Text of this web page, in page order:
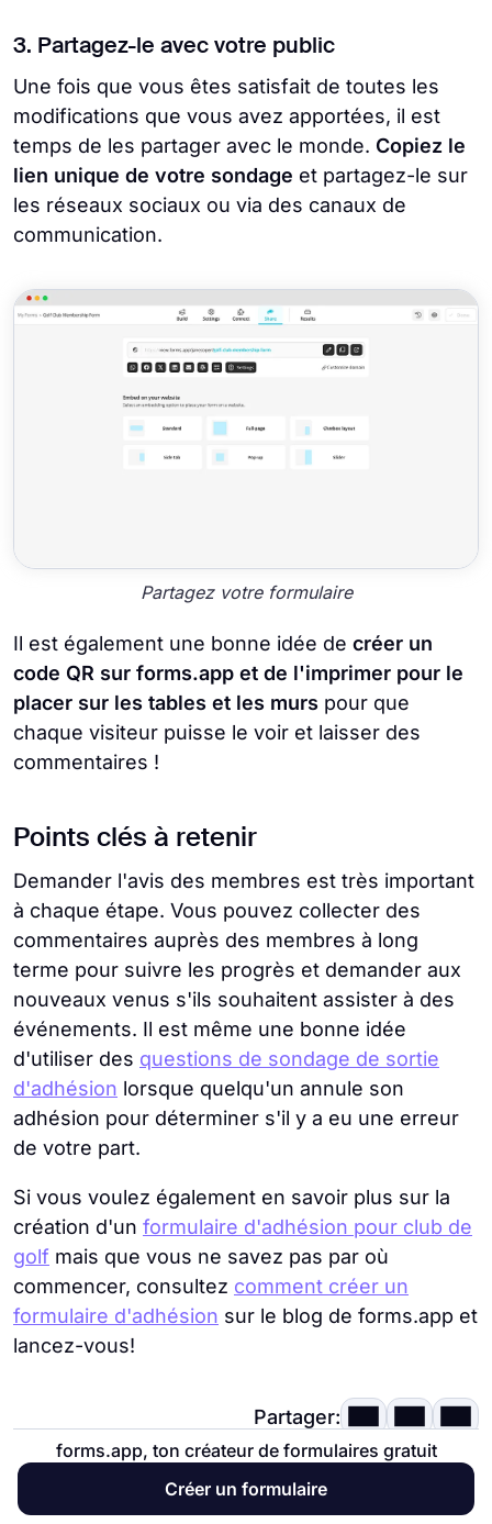
3. Partagez-le avec votre public
Une fois que vous êtes satisfait de toutes les
modifications que vous avez apportées, il est
temps de les partager avec le monde. Copiez le
lien unique de votre sondage et partagez-le sur
les réseaux sociaux ou via des canaux de
communication.
Partagez votre formulaire
Il est également une bonne idée de créer un
code QR sur forms.app et de l'imprimer pour le
placer sur les tables et les murs pour que
chaque visiteur puisse le voir et laisser des
commentaires !
Points clés à retenir
Demander l'avis des membres est très important
à chaque étape. Vous pouvez collecter des
commentaires auprès des membres à long
terme pour suivre les progrès et demander aux
nouveaux venus s'ils souhaitent assister à des
événements. Il est même une bonne idée
d'utiliser des questions de sondage de sortie
d'adhésion lorsque quelqu'un annule son
adhésion pour déterminer s'il y a eu une erreur
de votre part.
Si vous voulez également en savoir plus sur la
création d'un formulaire d'adhésion pour club de
golf mais que vous ne savez pas par où
commencer, consultez comment créer un
formulaire d'adhésion sur le blog de forms.app et
lancez-vous!
Partager:
Contributeurs
Recherché et rédigé par
forms.app, ton créateur de formulaires gratuit
Créer un formulaire